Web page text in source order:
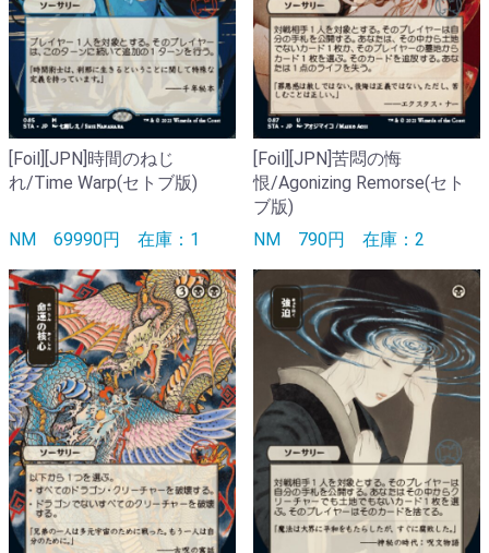
[Foil][JPN]時間のねじ
れ/Time Warp(セトブ版)
NM 69990円 在庫：1
[Foil][JPN]苦悶の悔
恨/Agonizing Remorse(セト
ブ版)
NM 790円 在庫：2